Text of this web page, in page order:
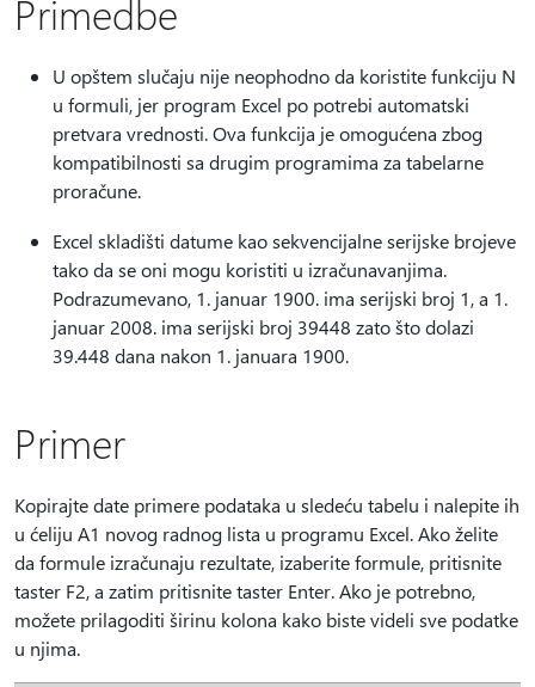
Primedbe
U opštem slučaju nije neophodno da koristite funkciju N
u formuli, jer program Excel po potrebi automatski
pretvara vrednosti. Ova funkcija je omogućena zbog
kompatibilnosti sa drugim programima za tabelarne
proračune.
Excel skladišti datume kao sekvencijalne serijske brojeve
tako da se oni mogu koristiti u izračunavanjima.
Podrazumevano, 1. januar 1900. ima serijski broj 1, a 1.
januar 2008. ima serijski broj 39448 zato što dolazi
39.448 dana nakon 1. januara 1900.
Primer
Kopirajte date primere podataka u sledeću tabelu i nalepite ih
u ćeliju A1 novog radnog lista u programu Excel. Ako želite
da formule izračunaju rezultate, izaberite formule, pritisnite
taster F2, a zatim pritisnite taster Enter. Ako je potrebno,
možete prilagoditi širinu kolona kako biste videli sve podatke
u njima.